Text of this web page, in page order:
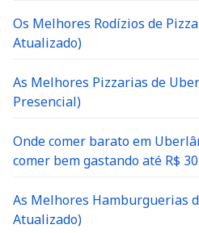
Os Melhores Rodízios de
Atualizado)
As Melhores Pizzarias de
Presencial)
Onde comer barato em
comer bem gastando até R$ 30
As Melhores Hamburguerias
Atualizado)